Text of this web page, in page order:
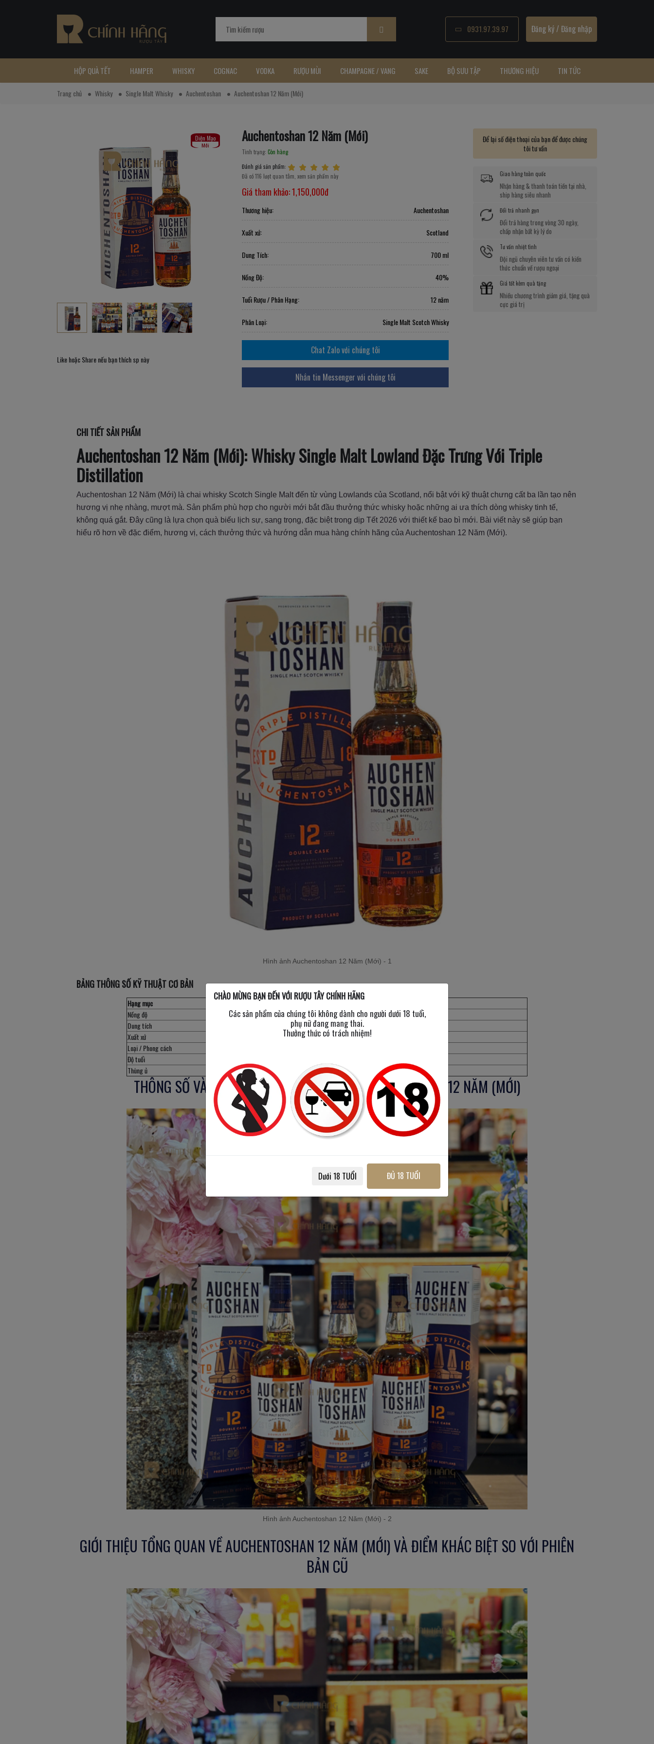
0931.97.39.97 Đăng ký/ Đăng nhập
HỘP QUÀ TẾT HAMPER WHISKY COGNAC VODKA RƯỢU MÙI CHAMPAGNE / VANG SAKE BỘ SƯU TẬP THƯƠNG HIỆU TIN TỨC
Trang chủ Whisky Single Malt Whisky Auchentoshan Auchentoshan 12 Năm (Mới)
Diện Mạo
Mới
Like hoặc Share nếu bạn thích sp này
Auchentoshan 12 Năm (Mới)
Tình trạng: Còn hàng
Đánh giá sản phẩm:
Đã có 116 lượt quan tâm, xem sản phẩm này
Giá tham khảo:1,150,000đ
Thương hiệu: Auchentoshan
Xuất xứ: Scotland
Dung Tích: 700 ml
Nồng Độ: 40%
Tuổi Rượu / Phân Hạng: 12 năm
Phân Loại: Single Malt Scotch Whisky
Chat Zalo với chúng tôi
Nhắn tin Messenger với chúng tôi
Để lại số điện thoại của bạn để được chúng
tôi tư vấn
Giao hàng toàn quốc
Nhận hàng & thanh toán tiền tại nhà,
ship hàng siêu nhanh
Đổi trả nhanh gọn
Đổi trả hàng trong vòng 30 ngày,
chấp nhận bất kỳ lý do
Tư vấn nhiệt tình
Đội ngũ chuyên viên tư vấn có kiến
thức chuẩn về rượu ngoại
Giá tốt kèm quà tặng
Nhiều chương trình giảm giá, tặng quà
cực giá trị
CHI TIẾT SẢN PHẨM
Auchentoshan 12 Năm (Mới): Whisky Single Malt Lowland Đặc Trưng Với Triple
Distillation
Auchentoshan 12 Năm (Mới) là chai whisky Scotch Single Malt đến từ vùng Lowlands của Scotland, nổi bật với kỹ thuật chưng cất ba lần tạo nên
hương vị nhẹ nhàng, mượt mà. Sản phẩm phù hợp cho người mới bắt đầu thưởng thức whisky hoặc những ai ưa thích dòng whisky tinh tế,
không quá gắt. Đây cũng là lựa chọn quà biếu lịch sự, sang trọng, đặc biệt trong dịp Tết 2026 với thiết kế bao bì mới. Bài viết này sẽ giúp bạn
hiểu rõ hơn về đặc điểm, hương vị, cách thưởng thức và hướng dẫn mua hàng chính hãng của Auchentoshan 12 Năm (Mới).
Hình ảnh Auchentoshan 12 Năm (Mới) - 1
BẢNG THÔNG SỐ KỸ THUẬT CƠ BẢN
Hạng mục
Chi tiết
Nồng độ
40% ABV
Dung tích
700ml
Xuất xứ
Islay, Scotland
Loại / Phong cách
Độ tuổi
Thùng ủ
Chủ yếu thùng ex-bourbon
THÔNG SỐ VÀ ĐẶC ĐIỂM NHẬN DIỆN CỦA AUCHENTOSHAN 12 NĂM (MỚI)
Hình ảnh Auchentoshan 12 Năm (Mới) - 2
GIỚI THIỆU TỔNG QUAN VỀ AUCHENTOSHAN 12 NĂM (MỚI) VÀ ĐIỂM KHÁC BIỆT SO VỚI PHIÊN
BẢN CŨ
CHÀO MỪNG BẠN ĐẾN VỚI RƯỢU TÂY CHÍNH HÃNG
Các sản phẩm của chúng tôi không dành cho người dưới 18 tuổi,
phụ nữ đang mang thai.
Thưởng thức có trách nhiệm!
Dưới 18 TUỔI ĐỦ 18 TUỔI